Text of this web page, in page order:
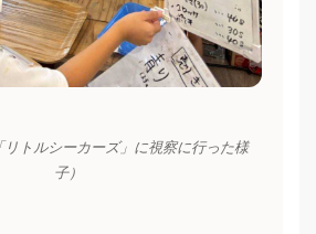
リトルシーカーズ」に視察に行った様
子）